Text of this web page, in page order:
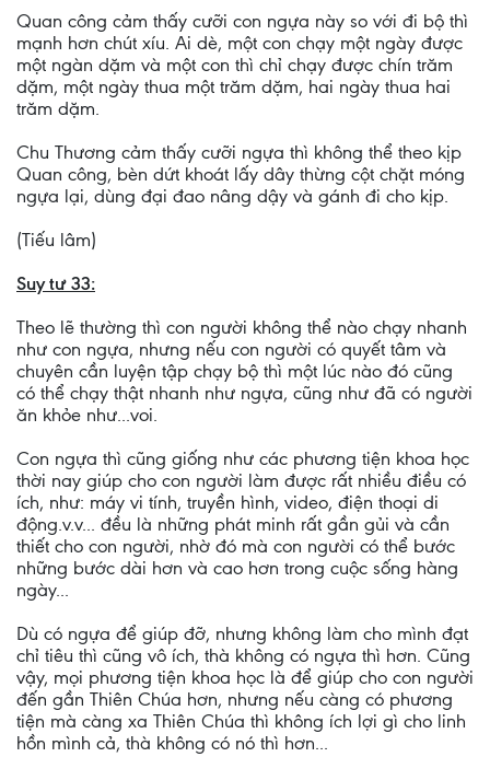
Quan công cảm thấy cưỡi con ngựa này so với đi bộ thì
mạnh hơn chút xíu. Ai dè, một con chạy một ngày được
một ngàn dặm và một con thì chỉ chạy được chín trăm
dặm, một ngày thua một trăm dặm, hai ngày thua hai
trăm dặm.
Chu Thương cảm thấy cưỡi ngựa thì không thể theo kịp
Quan công, bèn dứt khoát lấy dây thừng cột chặt móng
ngựa lại, dùng đại đao nâng dậy và gánh đi cho kịp.
(Tiếu lâm)
Suy tư 33:
Theo lẽ thường thì con người không thể nào chạy nhanh
như con ngựa, nhưng nếu con người có quyết tâm và
chuyên cần luyện tập chạy bộ thì một lúc nào đó cũng
có thể chạy thật nhanh như ngựa, cũng như đã có người
ăn khỏe như...voi.
Con ngựa thì cũng giống như các phương tiện khoa học
thời nay giúp cho con người làm được rất nhiều điều có
ích, như: máy vi tính, truyền hình, video, điện thoại di
động.v.v... đều là những phát minh rất gần gủi và cần
thiết cho con người, nhờ đó mà con người có thể bước
những bước dài hơn và cao hơn trong cuộc sống hàng
ngày...
Dù có ngựa để giúp đỡ, nhưng không làm cho mình đạt
chỉ tiêu thì cũng vô ích, thà không có ngựa thì hơn. Cũng
vậy, mọi phương tiện khoa học là để giúp cho con người
đến gần Thiên Chúa hơn, nhưng nếu càng có phương
tiện mà càng xa Thiên Chúa thì không ích lợi gì cho linh
hồn mình cả, thà không có nó thì hơn...